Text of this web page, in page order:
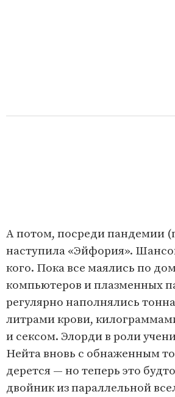
А потом, посреди пандемии
наступила «Эйфория».
кого. Пока все маялись по
компьютеров и плазменных
регулярно наполнялись
литрами крови,
и сексом. Элорди в роли
Нейта вновь с обнаженным
дерется — но теперь это
двойник из параллельной